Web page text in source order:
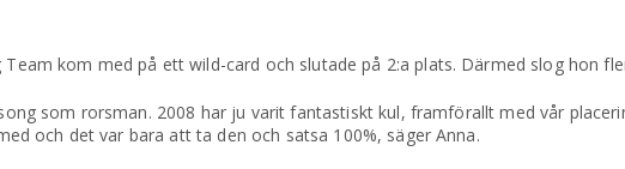
Team kom med på ett wild-card och slutade på 2:a plats. Därmed slog hon
som rorsman. 2008 har ju varit fantastiskt kul, framförallt med vår
och det var bara att ta den och satsa 100%, säger Anna.